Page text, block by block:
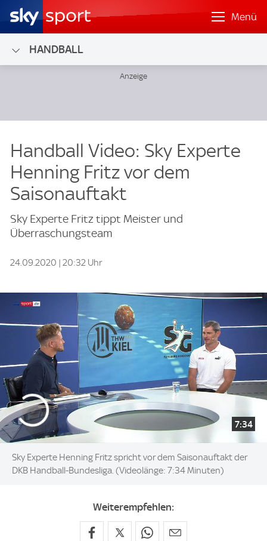
Menü
HANDBALL
Handball Video: Sky Experte
Henning Fritz vor dem
Saisonauftakt
Sky Experte Fritz tippt Meister und
Überraschungsteam
24.09.2020 | 20:32 Uhr
7:34
Sky Experte Henning Fritz spricht vor dem Saisonauftakt der
DKB Handball-Bundesliga. (Videolänge: 7:34 Minuten)
Weiterempfehlen: